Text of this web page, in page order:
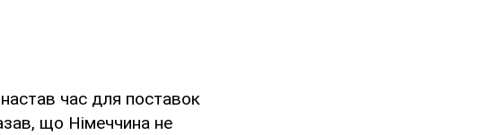
час для поставок
що Німеччина не